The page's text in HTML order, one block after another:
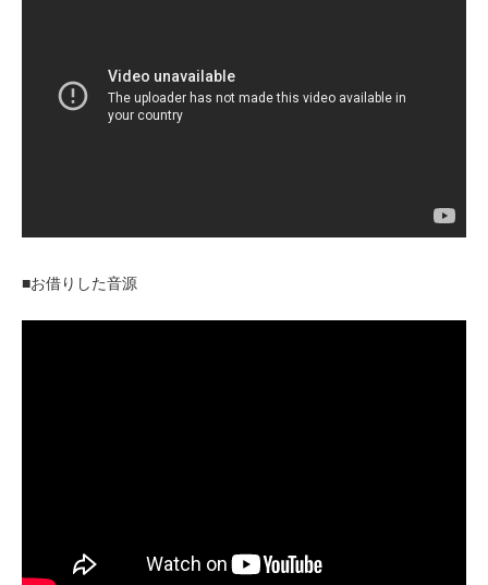
■お借りした音源